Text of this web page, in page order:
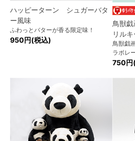
ハッピーターン シュガーバタ
ー風味
ふわっとバターが香る限定味！
950円(税込)
鳥獣
リル
鳥獣戯
ラボレ
750円